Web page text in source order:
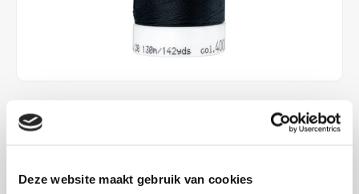
Deze website maakt gebruik van cookies
€4,10
Het perfecte naaigaren voor alle rekbare jersey en tricot